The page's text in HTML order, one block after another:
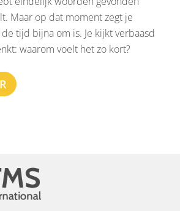
Maar op dat moment zegt je
tijd bijna om is. Je kijkt verbaasd
waarom voelt het zo kort?